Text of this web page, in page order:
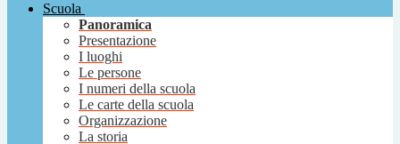
Scuola
Panoramica
Presentazione
I luoghi
Le persone
I numeri della scuola
Le carte della scuola
Organizzazione
La storia